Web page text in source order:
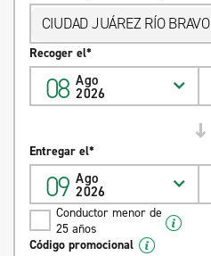
CIUDAD JUÁREZ RÍO BRAVO
Recoger el*
08 Ago
2026
Entregar el*
09 Ago
2026
Conductor menor de
25 años
Código promocional